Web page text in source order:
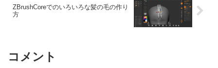
ZBrushCoreでのいろいろな髪の毛の作り
方
コメント